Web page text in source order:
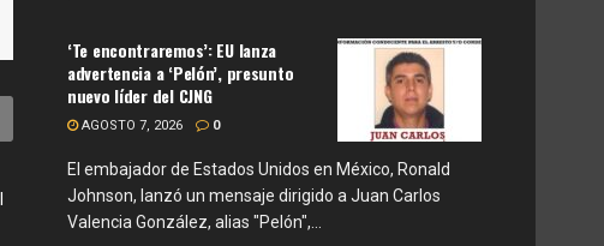
‘Te encontraremos’: EU lanza
advertencia a ‘Pelón’, presunto
nuevo líder del CJNG
AGOSTO 7, 2026 0
El embajador de Estados Unidos en México, Ronald
Johnson, lanzó un mensaje dirigido a Juan Carlos
Valencia González, alias "Pelón",...